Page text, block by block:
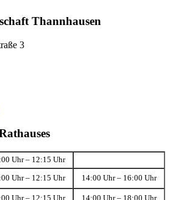
Thannhausen
3
Uhr – 12:15 Uhr
Uhr – 12:15 Uhr 14:00 Uhr – 16:00 Uhr